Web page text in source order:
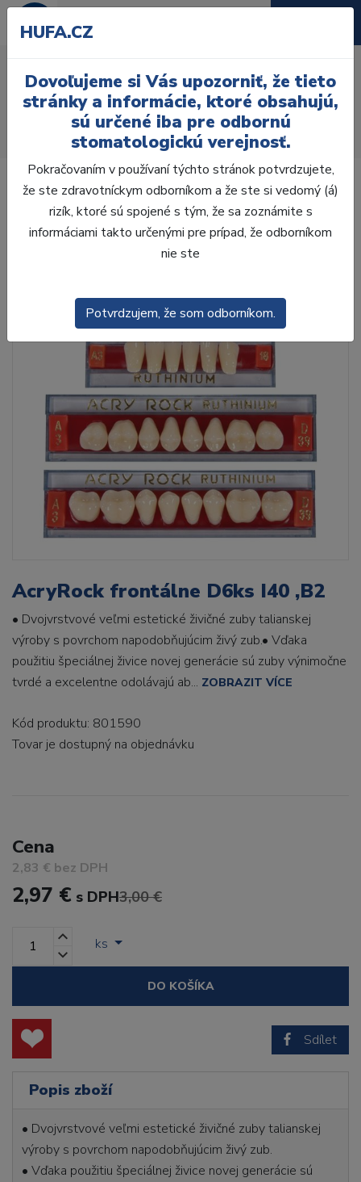
I40 ,B2
Zuby
AcryRock
AcryRock frontálne D6ks I40 ,B2
AcryRock frontálne D6ks I40 ,B2
• Dvojvrstvové veľmi estetické živičné zuby talianskej
výroby s povrchom napodobňujúcim živý zub.• Vďaka
použitiu špeciálnej živice novej generácie sú zuby výnimočne
tvrdé a excelentne odolávajú ab... ZOBRAZIT VÍCE
Kód produktu: 801590
Tovar je dostupný na objednávku
Cena
2,83 € bez DPH
2,97 € s DPH3,00 €
ks
DO KOŠÍKA
Sdílet
Popis zboží
• Dvojvrstvové veľmi estetické živičné zuby talianskej
výroby s povrchom napodobňujúcim živý zub.
• Vďaka použitiu špeciálnej živice novej generácie sú
HUFA.CZ
Dovoľujeme si Vás upozorniť, že tieto
stránky a informácie, ktoré obsahujú,
sú určené iba pre odbornú
stomatologickú verejnosť.
Pokračovaním v používaní týchto stránok potvrdzujete,
že ste zdravotníckym odborníkom a že ste si vedomý (á)
rizík, ktoré sú spojené s tým, že sa zoznámite s
informáciami takto určenými pre prípad, že odborníkom
nie ste
Potvrdzujem, že som odborníkom.